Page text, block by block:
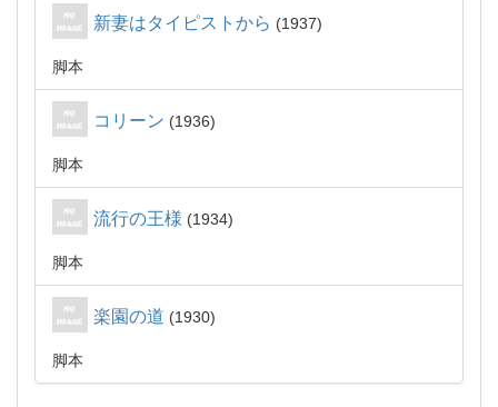
新妻はタイピストから 1937
脚本
コリーン 1936
脚本
流行の王様 1934
脚本
楽園の道 1930
脚本